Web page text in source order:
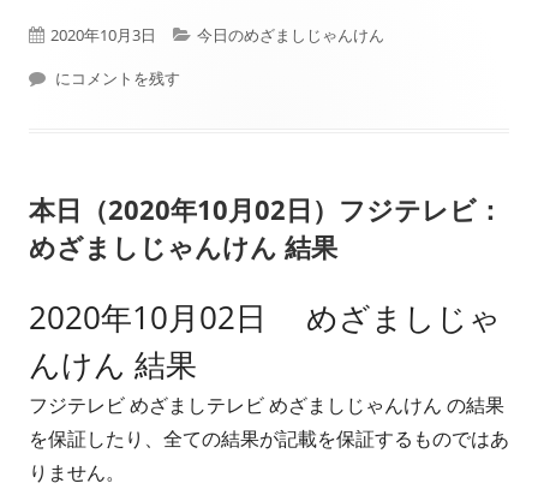
公
開
2020年10月3日
カ
ー
今日のめざましじゃんけん
本日（2020年10月03日）フジテレビ： めざましじゃんけん 結果
にコメントを残す
本日（2020年10月02日）フジテレビ：
めざましじゃんけん 結果
2020年10月02日 めざましじゃ
んけん 結果
フジテレビ めざましテレビ めざましじゃんけん の結果
を保証したり、全ての結果が記載を保証するものではあ
りません。